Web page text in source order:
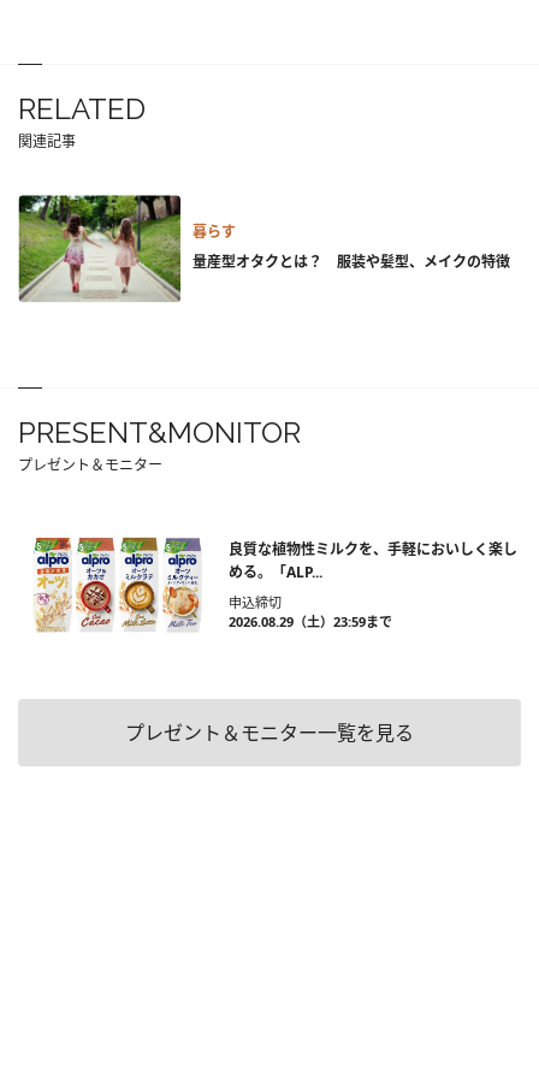
RELATED
関連記事
暮らす
量産型オタクとは？ 服装や髪型、メイクの特徴
PRESENT&MONITOR
プレゼント＆モニター
良質な植物性ミルクを、手軽においしく楽し
める。「ALP...
申込締切
2026.08.29（土）23:59まで
プレゼント＆モニター一覧を見る